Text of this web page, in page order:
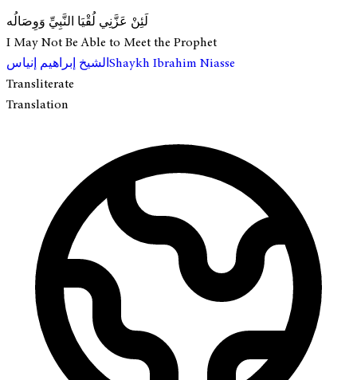
لَئِنْ عَزَّنِي لُقْيَا النَّبِيِّ وَوِصَالُه
I May Not Be Able to Meet the Prophet
الشيخ إبراهيم إنياسShaykh Ibrahim Niasse
Transliterate
Translation